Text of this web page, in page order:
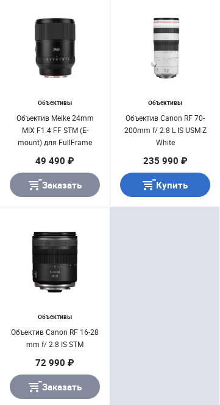
Объективы
Объектив Meike 24mm
MIX F1.4 FF STM (E-
mount) для FullFrame
49 490 ₽
Заказать
Объективы
Объектив Canon RF 70-
200mm f/ 2.8 L IS USM Z
White
235 990 ₽
Купить
Объективы
Объектив Canon RF 16-28
mm f/ 2.8 IS STM
72 990 ₽
Заказать